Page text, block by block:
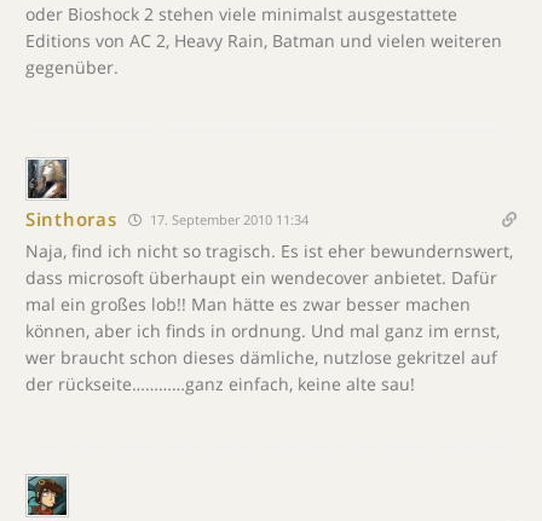
oder Bioshock 2 stehen viele minimalst ausgestattete
Editions von AC 2, Heavy Rain, Batman und vielen weiteren
gegenüber.
Sinthoras 17. September 2010 11:34
Naja, find ich nicht so tragisch. Es ist eher bewundernswert,
dass microsoft überhaupt ein wendecover anbietet. Dafür
mal ein großes lob!! Man hätte es zwar besser machen
können, aber ich finds in ordnung. Und mal ganz im ernst,
wer braucht schon dieses dämliche, nutzlose gekritzel auf
der rückseite…………ganz einfach, keine alte sau!